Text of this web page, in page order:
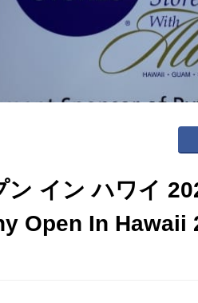
ン イン ハワイ
Open In Hawaii